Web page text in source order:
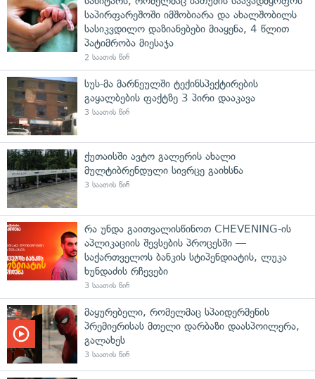
საპირფარეშოში იმშობიარა და ახალშობილს
სასიკვდილო დაზიანებები მიაყენა, 4 წლით
პატიმრობა მიესაჯა
2 საათის წინ
სუს-მა მარნეულში ტექინსპექტირების
გაყალბების ფაქტზე 3 პირი დააკავა
3 საათის წინ
ქუთაისში ავტო გალერის ახალი
მულტიბრენდული სივრცე გაიხსნა
3 საათის წინ
რა უნდა გაითვალისწინოთ CHEVENING-ის
აპლიკაციის შევსების პროცესში —
საქართველოს ბანკის სტიპენდიატის, ლუკა
ხუნდაძის რჩევები
3 საათის წინ
მაყურებელი, რომელმაც სპაიდერმენის
პრემიერისას მთელი დარბაზი დაასპოილერა,
გალახეს
3 საათის წინ